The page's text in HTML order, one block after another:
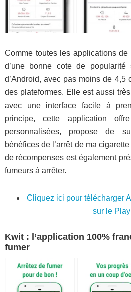
Comme toutes les applications
d’une bonne cote de
d’Android, avec pas moins de 4,5
des plateformes. Elle est aussi
avec une interface facile à
principe, cette application
personnalisées, propose de
bénéfices de l’arrêt de ma
de récompenses est également
fumeurs à arrêter.
Cliquez ici pour télécharger
sur le
Kwit : l’application 100%
fumer